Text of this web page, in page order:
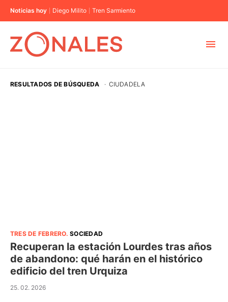
Noticias hoy Diego Milito Tren Sarmiento
RESULTADOS DE BÚSQUEDA · CIUDADELA
TRES DE FEBRERO.SOCIEDAD
Recuperan la estación Lourdes tras años
de abandono: qué harán en el histórico
edificio del tren Urquiza
25. 02. 2026